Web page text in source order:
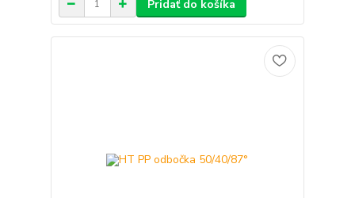
Pridať do košíka